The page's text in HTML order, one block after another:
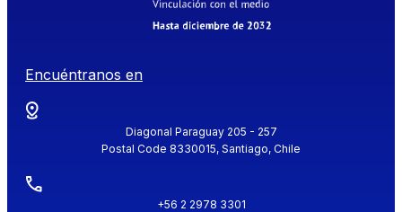
Encuéntranos en
Diagonal Paraguay 205 - 257
Postal Code 8330015, Santiago, Chile
+56 2 2978 3301